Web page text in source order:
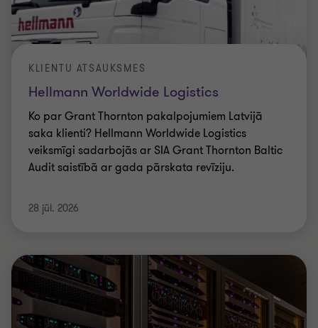
Hellmann Worldwide Logistics
KLIENTU ATSAUKSMES
Ko par Grant Thornton pakalpojumiem Latvijā
saka klienti? Hellmann Worldwide Logistics
veiksmīgi sadarbojās ar SIA Grant Thornton Baltic
Audit saistībā ar gada pārskata revīziju.
28 jūl. 2026